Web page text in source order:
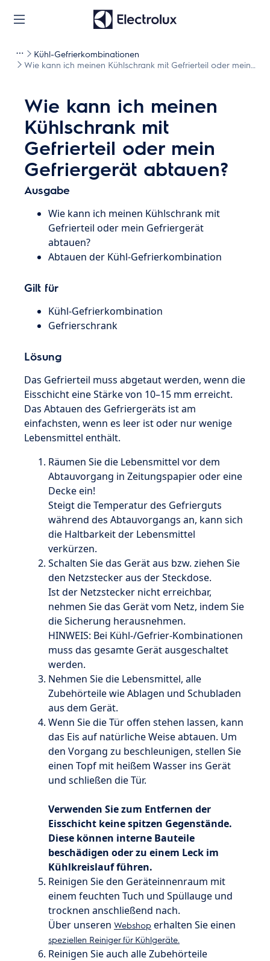
Kühl-Gefrierkombinationen
Wie kann ich meinen Kühlschrank mit Gefrierteil oder mein
Wie kann ich meinen
Kühlschrank mit
Gefrierteil oder mein
Gefriergerät abtauen?
Ausgabe
Wie kann ich meinen Kühlschrank mit
Gefrierteil oder mein Gefriergerät
abtauen?
Abtauen der Kühl-Gefrierkombination
Gilt für
Kühl-Gefrierkombination
Gefrierschrank
Lösung
Das Gefrierteil muss abgetaut werden, wenn die
Eisschicht eine Stärke von 10–15 mm erreicht.
Das Abtauen des Gefriergeräts ist am
einfachsten, wenn es leer ist oder nur wenige
Lebensmittel enthält.
Räumen Sie die Lebensmittel vor dem
Abtauvorgang in Zeitungspapier oder eine
Decke ein!
Steigt die Temperatur des Gefrierguts
während des Abtauvorgangs an, kann sich
die Haltbarkeit der Lebensmittel
verkürzen.
Schalten Sie das Gerät aus bzw. ziehen Sie
den Netzstecker aus der Steckdose.
Ist der Netzstecker nicht erreichbar,
nehmen Sie das Gerät vom Netz, indem Sie
die Sicherung herausnehmen.
HINWEIS: Bei Kühl-/Gefrier-Kombinationen
muss das gesamte Gerät ausgeschaltet
werden.
Nehmen Sie die Lebensmittel, alle
Zubehörteile wie Ablagen und Schubladen
aus dem Gerät.
Wenn Sie die Tür offen stehen lassen, kann
das Eis auf natürliche Weise abtauen. Um
den Vorgang zu beschleunigen, stellen Sie
einen Topf mit heißem Wasser ins Gerät
und schließen die Tür.
Verwenden Sie zum Entfernen der
Eisschicht keine spitzen Gegenstände.
Diese können interne Bauteile
beschädigen oder zu einem Leck im
Kühlkreislauf führen.
Reinigen Sie den Geräteinnenraum mit
einem feuchten Tuch und Spüllauge und
trocknen anschließend nach.
Über unserenWebshop erhalten Sie einen
speziellen Reiniger für Kühlgeräte.
Reinigen Sie auch alle Zubehörteile